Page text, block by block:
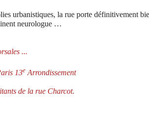
urbanistiques, la rue porte définitivement
neurologue …
...
13e Arrondissement
de la rue Charcot.